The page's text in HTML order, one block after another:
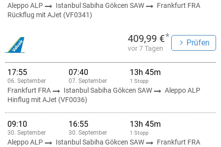
Aleppo ALP Istanbul Sabiha Gökcen SAW
Frankfurt FRA
Rückflug mit AJet (VF0341)
409,99 €*
vor 7 Tagen
Prüfen
17:55
06. September
07:40
07. September
13h 45m
1 Stopp
Frankfurt FRA Istanbul Sabiha Gökcen SAW
Aleppo ALP
Hinflug mit AJet (VF0036)
09:10
30. September
16:55
30. September
13h 45m
1 Stopp
Aleppo ALP Istanbul Sabiha Gökcen SAW
Frankfurt FRA